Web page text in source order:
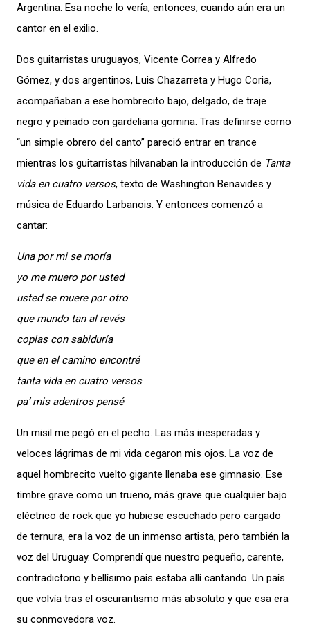
Argentina. Esa noche lo vería, entonces, cuando aún era un
cantor en el exilio.
Dos guitarristas uruguayos, Vicente Correa y Alfredo
Gómez, y dos argentinos, Luis Chazarreta y Hugo Coria,
acompañaban a ese hombrecito bajo, delgado, de traje
negro y peinado con gardeliana gomina. Tras definirse como
“un simple obrero del canto” pareció entrar en trance
mientras los guitarristas hilvanaban la introducción de Tanta
vida en cuatro versos, texto de Washington Benavides y
música de Eduardo Larbanois. Y entonces comenzó a
cantar:
Una por mi se moría
yo me muero por usted
usted se muere por otro
que mundo tan al revés
coplas con sabiduría
que en el camino encontré
tanta vida en cuatro versos
pa’ mis adentros pensé
Un misil me pegó en el pecho. Las más inesperadas y
veloces lágrimas de mi vida cegaron mis ojos. La voz de
aquel hombrecito vuelto gigante llenaba ese gimnasio. Ese
timbre grave como un trueno, más grave que cualquier bajo
eléctrico de rock que yo hubiese escuchado pero cargado
de ternura, era la voz de un inmenso artista, pero también la
voz del Uruguay. Comprendí que nuestro pequeño, carente,
contradictorio y bellísimo país estaba allí cantando. Un país
que volvía tras el oscurantismo más absoluto y que esa era
su conmovedora voz.